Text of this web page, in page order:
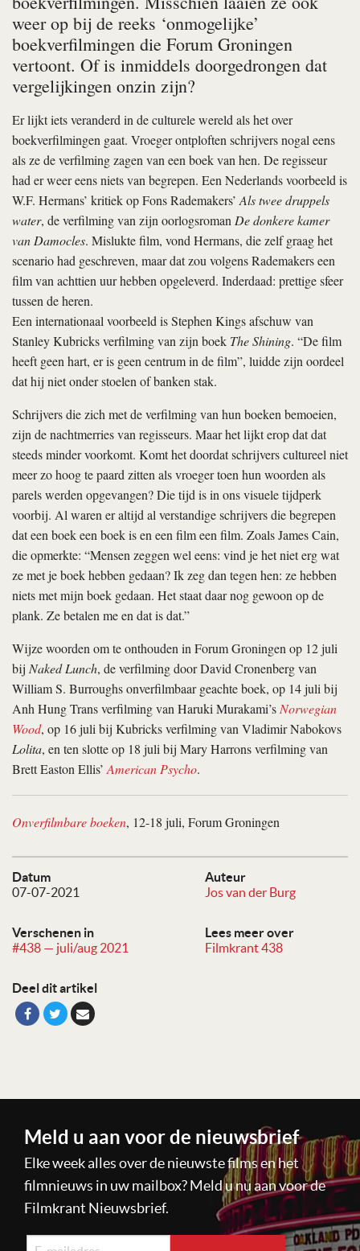
Datum
07-07-2021
Auteur
Jos van der Burg
Verschenen in
#438 — juli/aug 2021
Lees meer over
Filmkrant 438
Deel dit artikel
weer op bij de reeks ‘onmogelijke’
boekverfilmingen die Forum Groningen
vertoont. Of is inmiddels doorgedrongen dat
vergelijkingen onzin zijn?
Er lijkt iets veranderd in de culturele wereld als het over
boekverfilmingen gaat. Vroeger ontploften schrijvers nogal eens
als ze de verfilming zagen van een boek van hen. De regisseur
had er weer eens niets van begrepen. Een Nederlands voorbeeld is
W.F. Hermans’ kritiek op Fons Rademakers’Als twee druppels
water, de verfilming van zijn oorlogsromanDe donkere kamer
van Damocles. Mislukte film, vond Hermans, die zelf graag het
scenario had geschreven, maar dat zou volgens Rademakers een
film van achttien uur hebben opgeleverd. Inderdaad: prettige sfeer
tussen de heren.
Een internationaal voorbeeld is Stephen Kings afschuw van
Stanley Kubricks verfilming van zijn boek The Shining. “De film
heeft geen hart, er is geen centrum in de film”, luidde zijn oordeel
dat hij niet onder stoelen of banken stak.
Schrijvers die zich met de verfilming van hun boeken bemoeien,
zijn de nachtmerries van regisseurs. Maar het lijkt erop dat dat
steeds minder voorkomt. Komt het doordat schrijvers cultureel niet
meer zo hoog te paard zitten als vroeger toen hun woorden als
parels werden opgevangen? Die tijd is in ons visuele tijdperk
voorbij. Al waren er altijd al verstandige schrijvers die begrepen
dat een boek een boek is en een film een film. Zoals James Cain,
die opmerkte: “Mensen zeggen wel eens: vind je het niet erg wat
ze met je boek hebben gedaan? Ik zeg dan tegen hen: ze hebben
niets met mijn boek gedaan. Het staat daar nog gewoon op de
plank. Ze betalen me en dat is dat.”
Wijze woorden om te onthouden in Forum Groningen op 12 juli
bij Naked Lunch, de verfilming door David Cronenberg van
William S. Burroughs onverfilmbaar geachte boek, op 14 juli bij
Anh Hung Trans verfilming van Haruki Murakami’sNorwegian
Wood, op 16 juli bij Kubricks verfilming van Vladimir Nabokovs
Lolita, en ten slotte op 18 juli bij Mary Harrons verfilming van
Brett Easton Ellis’American Psycho.
Onverfilmbare boeken, 12-18 juli, Forum Groningen
Meld u aan voor de nieuwsbrief
Elke week alles over de nieuwste films en het
filmnieuws in uw mailbox? Meld u nu aan voor de
Filmkrant Nieuwsbrief.